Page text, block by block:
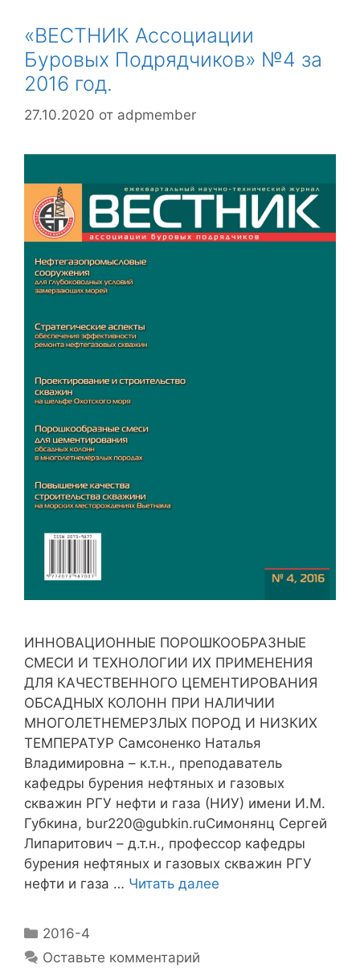
«ВЕСТНИК Ассоциации
Буровых Подрядчиков» №4 за
2016 год.
27.10.2020 от adpmember
ИННОВАЦИОННЫЕ ПОРОШКООБРАЗНЫЕ
СМЕСИ И ТЕХНОЛОГИИ ИХ ПРИМЕНЕНИЯ
ДЛЯ КАЧЕСТВЕННОГО ЦЕМЕНТИРОВАНИЯ
ОБСАДНЫХ КОЛОНН ПРИ НАЛИЧИИ
МНОГОЛЕТНЕМЕРЗЛЫХ ПОРОД И НИЗКИХ
ТЕМПЕРАТУР Самсоненко Наталья
Владимировна – к.т.н., преподаватель
кафедры бурения нефтяных и газовых
скважин РГУ нефти и газа (НИУ) имени И.М.
Губкина, bur220@gubkin.ruСимонянц Сергей
Липаритович – д.т.н., профессор кафедры
бурения нефтяных и газовых скважин РГУ
нефти и газа … Читать далее
2016-4
Оставьте комментарий